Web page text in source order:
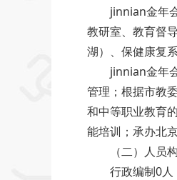
jinnian金年会
教研室、教育督
湖）、保健康复系
jinnian金年会
管理；根据市教
和中等职业教育
能培训；承办北
（二）人员
行政编制0人